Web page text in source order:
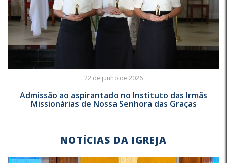
22 de junho de 2026
Admissão ao aspirantado no Instituto das Irmãs
Missionárias de Nossa Senhora das Graças
NOTÍCIAS DA IGREJA